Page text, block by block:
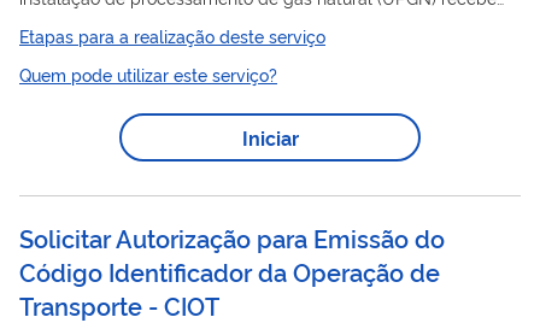
aprovação para retomada de suaoperação
gás natural por período igual ou maior que 1 (um) ano. Para
utilizar esse serviço você deve ter um cadastro como usuário
externo do SEI-ANP. Para mais informações acesse o serviço "
Etapas para a realização deste serviço
Quem pode utilizar este serviço?
Iniciar
Solicitar Autorização para Emissão do
Código Identificador da Operação de
Transporte - CIOT